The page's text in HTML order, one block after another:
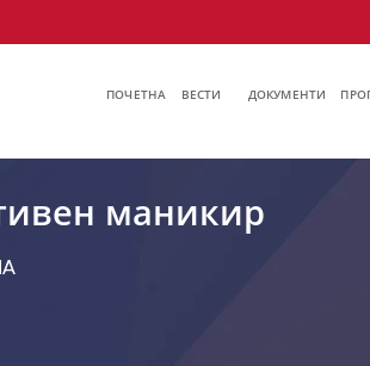
ПОЧЕТНА ВЕСТИ ДОКУМЕНТИ
маникир